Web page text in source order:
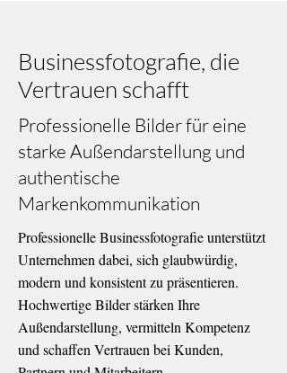
Businessfotografie, die
Vertrauen schafft
Professionelle Bilder für eine
starke Außendarstellung und
authentische
Markenkommunikation
Professionelle Businessfotografie unterstützt
Unternehmen dabei, sich glaubwürdig,
modern und konsistent zu präsentieren.
Hochwertige Bilder stärken Ihre
Außendarstellung, vermitteln Kompetenz
und schaffen Vertrauen bei Kunden,